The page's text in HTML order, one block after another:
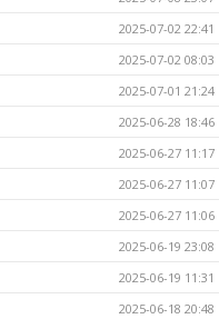
2025-07-02 22:41
2025-07-02 08:03
2025-07-01 21:24
2025-06-28 18:46
2025-06-27 11:17
2025-06-27 11:07
2025-06-27 11:06
2025-06-19 23:08
2025-06-19 11:31
2025-06-18 20:48